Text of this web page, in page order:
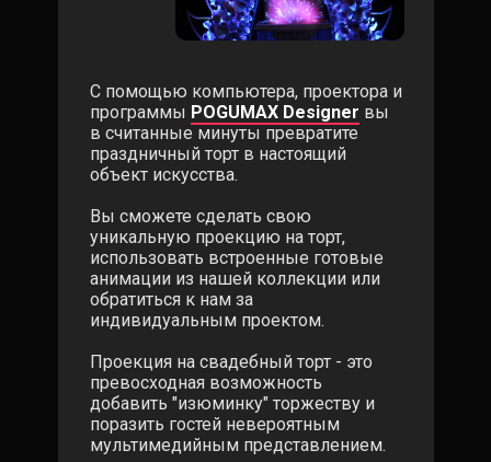
С помощью компьютера, проектора и
программы POGUMAX Designer вы
в считанные минуты превратите
праздничный торт в настоящий
объект искусства.
Вы сможете сделать свою
уникальную проекцию на торт,
использовать встроенные готовые
анимации из нашей коллекции или
обратиться к нам за
индивидуальным проектом.
Проекция на свадебный торт - это
превосходная возможность
добавить "изюминку" торжеству и
поразить гостей невероятным
мультимедийным представлением.